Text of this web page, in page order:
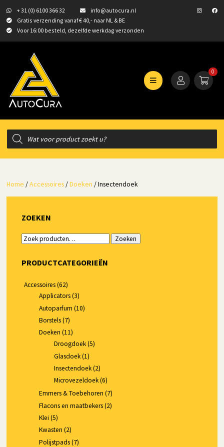
+ 31 (0) 6100 366 32
info@autocura.nl
Gratis verzending vanaf € 40,- naar NL & BE
Voor 16:00 besteld, dezelfde werkdag verzonden
0
Producten
zoeken
Home /Accessoires /Doeken / Insectendoek
ZOEKEN
Zoeken
Zoeken
PRODUCTCATEGORIEËN
Accessoires (62)
Applicators (3)
Autoparfum (10)
Borstels (7)
Doeken (11)
Droogdoek (5)
Glasdoek (1)
Insectendoek (2)
Microvezeldoek (6)
Emmers & Toebehoren (7)
Flacons en maatbekers (2)
Klei (5)
Kwasten (2)
Polijstpads (7)